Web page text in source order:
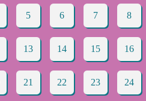
5 6 7 8
13 14 15 16
21 22 23 24